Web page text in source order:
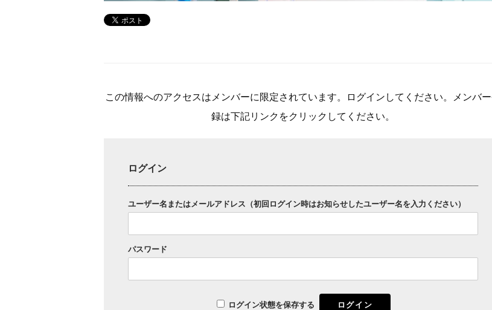
この情報へのアクセスはメンバーに限定されています。ログインしてください。メンバ
録は下記リンクをクリックしてください。
ログイン
ユーザー名またはメールアドレス（初回ログイン時はお知らせしたユーザー名を入力ください）
パスワード
ログイン状態を保存する